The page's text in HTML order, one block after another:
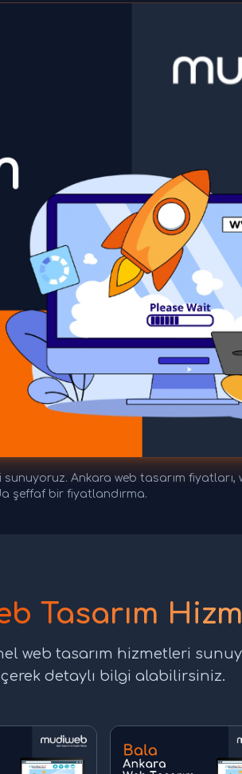
Ankara web tasarım fiyatları,
şeffaf bir fiyatlandırma.
Tasarım
web tasarım hizmetleri
detaylı bilgi alabilirsiniz.